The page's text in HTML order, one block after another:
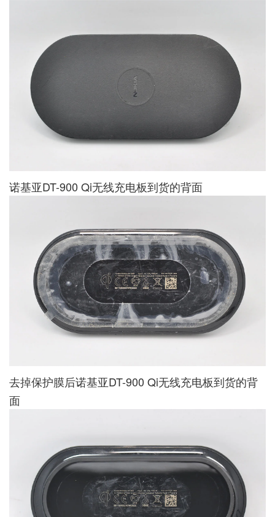
诺基亚DT-900 Qi无线充电板到货的背面
去掉保护膜后诺基亚DT-900 Qi无线充电板到货的背
面